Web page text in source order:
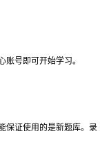
号即可开始学习。
保证使用的是新题库。录